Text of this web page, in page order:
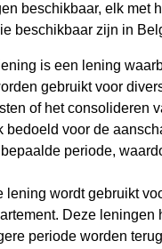
beschikbaar, elk met
beschikbaar zijn in
is een lening
gebruikt voor
of het consolideren
voor de
periode,
wordt gebruikt
Deze
periode worden